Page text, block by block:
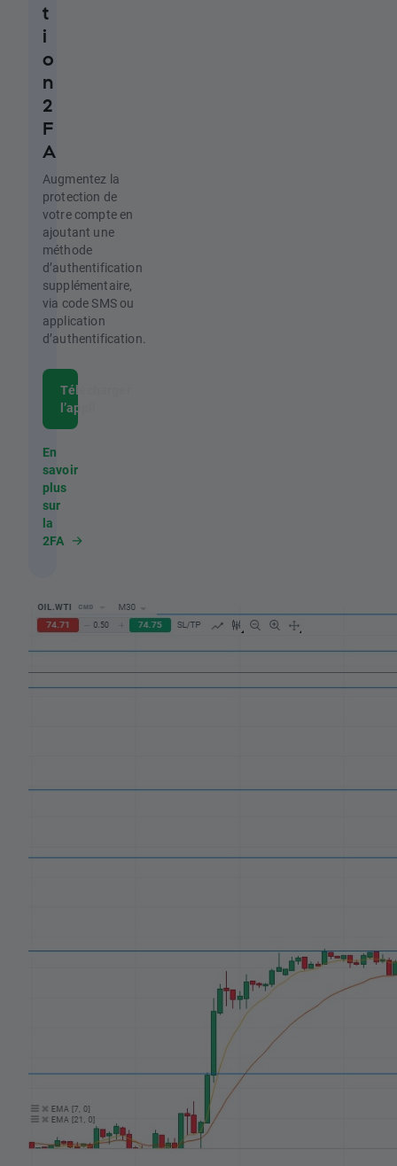
t
i
o
n
2
F
A
Augmentez la
protection de
votre compte en
ajoutant une
méthode
d’authentification
supplémentaire,
via code SMS ou
application
d’authentification.
Télécharger
l’appli
En
savoir
plus
sur
la
2FA